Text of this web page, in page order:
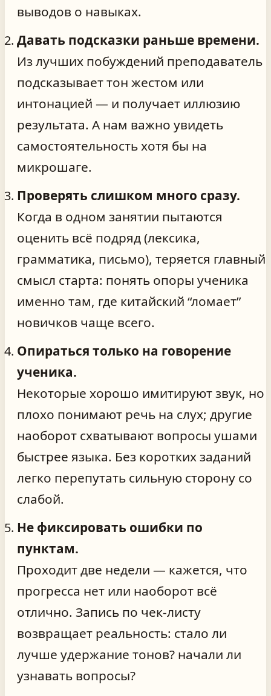
выводов о навыках.
Давать подсказки раньше времени.
Из лучших побуждений преподаватель
подсказывает тон жестом или
интонацией — и получает иллюзию
результата. А нам важно увидеть
самостоятельность хотя бы на
микрошаге.
Проверять слишком много сразу.
Когда в одном занятии пытаются
оценить всё подряд (лексика,
грамматика, письмо), теряется главный
смысл старта: понять опоры ученика
именно там, где китайский “ломает”
новичков чаще всего.
Опираться только на говорение
ученика.
Некоторые хорошо имитируют звук, но
плохо понимают речь на слух; другие
наоборот схватывают вопросы ушами
быстрее языка. Без коротких заданий
легко перепутать сильную сторону со
слабой.
Не фиксировать ошибки по
пунктам.
Проходит две недели — кажется, что
прогресса нет или наоборот всё
отлично. Запись по чек‑листу
возвращает реальность: стало ли
лучше удержание тонов? начали ли
узнавать вопросы?